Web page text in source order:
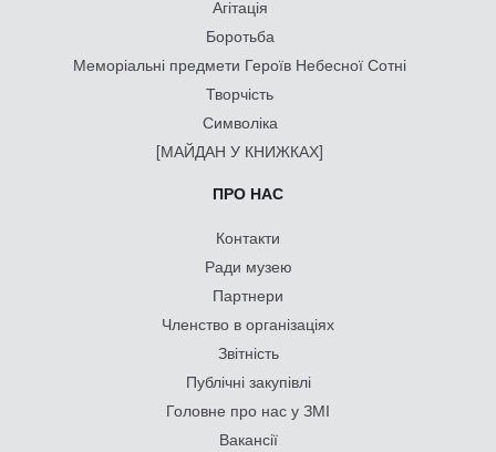
Агітація
Боротьба
Меморіальні предмети Героїв Небесної Сотні
Творчість
Символіка
[МАЙДАН У КНИЖКАХ]
ПРО НАС
Контакти
Ради музею
Партнери
Членство в організаціях
Звітність
Публічні закупівлі
Головне про нас у ЗМІ
Вакансії